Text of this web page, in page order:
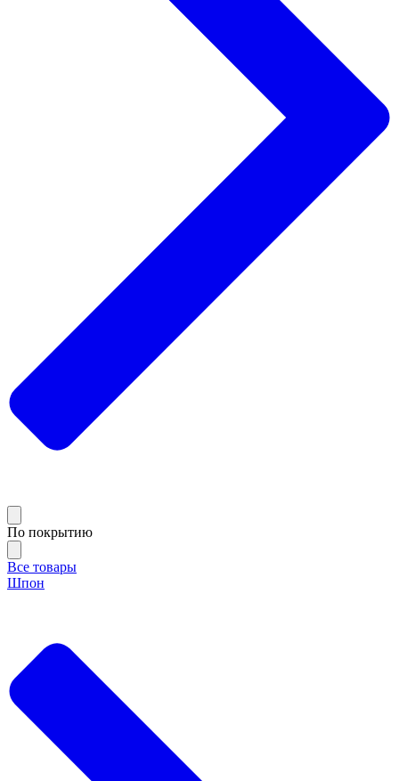
По покрытию
Все товары
Шпон